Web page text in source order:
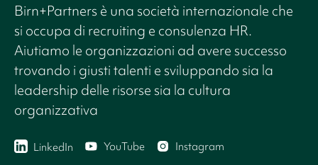
Birn+Partners è una società internazionale che
si occupa di recruiting e consulenza HR.
Aiutiamo le organizzazioni ad avere successo
trovando i giusti talenti e sviluppando sia la
leadership delle risorse sia la cultura
organizzativa
LinkedIn YouTube Instagram